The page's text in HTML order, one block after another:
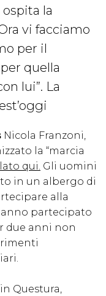
la
vi facciamo
per il
quella
lui”. La
Nicola Franzoni,
la “marcia
qui. Gli uomini
in un albergo di
alla
partecipato
due anni non
Questura,